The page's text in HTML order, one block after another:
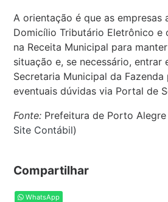
A orientação é que as empresas
Domicílio Tributário Eletrônico e
na Receita Municipal para
situação e, se necessário, entrar
Secretaria Municipal da Fazenda
eventuais dúvidas via Portal de
Fonte: Prefeitura de Porto Alegre
Site Contábil)
Compartilhar
WhatsApp